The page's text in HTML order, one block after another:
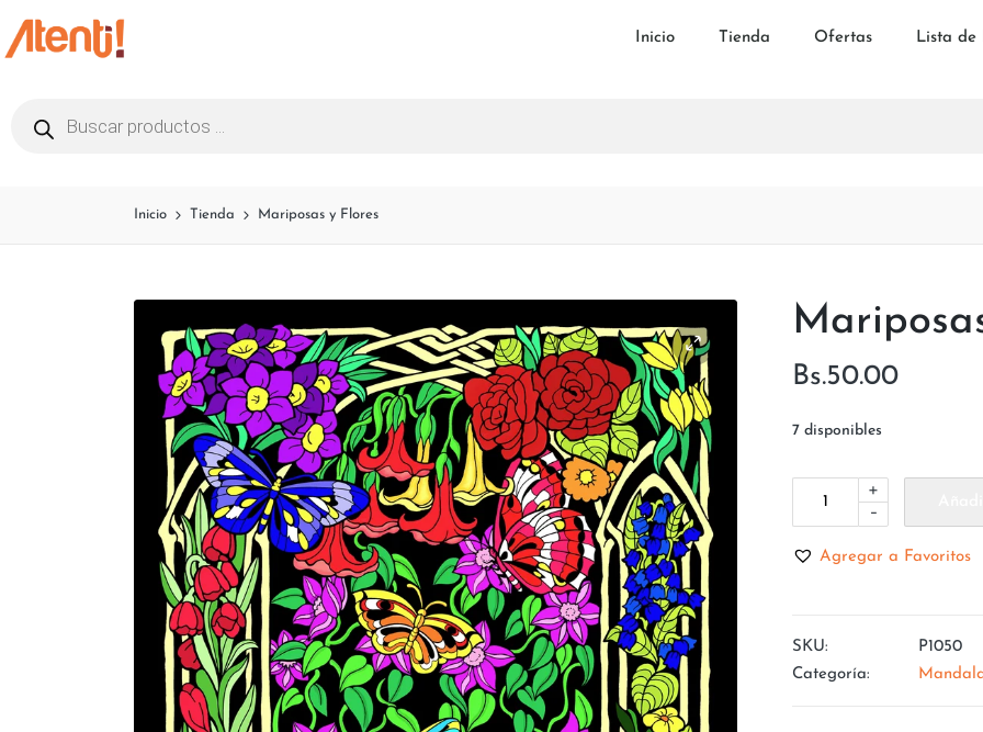
Inicio Tienda Ofertas Lista de
Inicio Tienda Mariposas y Flores
Bs.50.00
7 disponibles
-
+
Agregar a Favoritos
SKU:
P1050
Categoría: